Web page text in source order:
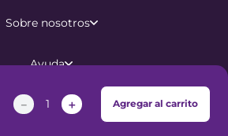
＋
－ Agregar al carrito
Sobre nosotros
Ayuda